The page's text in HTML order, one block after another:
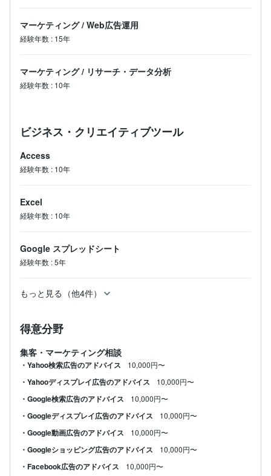
マーケティング / Web広告運用
経験年数 : 15年
マーケティング / リサーチ・データ分析
経験年数 : 10年
ビジネス・クリエイティブツール
Access
経験年数 : 10年
Excel
経験年数 : 10年
Google スプレッドシート
経験年数 :5年
もっと見る（他4件）
得意分野
集客・マーケティング相談
・Yahoo検索広告のアドバイス 10,000円〜
・Yahooディスプレイ広告のアドバイス 10,000円〜
・Google検索広告のアドバイス 10,000円〜
・Googleディスプレイ広告のアドバイス 10,000円〜
・Google動画広告のアドバイス 10,000円〜
・Googleショッピング広告のアドバイス 10,000円〜
・Facebook広告のアドバイス 10,000円〜